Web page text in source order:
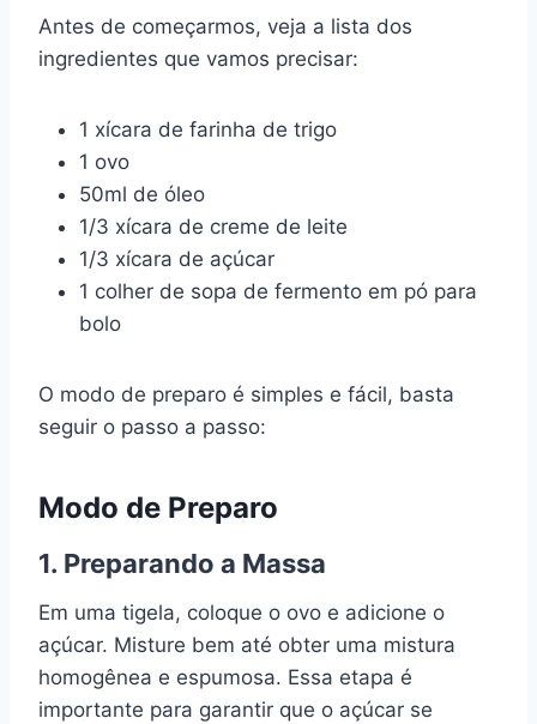
Antes de começarmos, veja a lista dos
ingredientes que vamos precisar:
1 xícara de farinha de trigo
1 ovo
50ml de óleo
1/3 xícara de creme de leite
1/3 xícara de açúcar
1 colher de sopa de fermento em pó para
bolo
O modo de preparo é simples e fácil, basta
seguir o passo a passo:
Modo de Preparo
1. Preparando a Massa
Em uma tigela, coloque o ovo e adicione o
açúcar. Misture bem até obter uma mistura
homogênea e espumosa. Essa etapa é
importante para garantir que o açúcar se